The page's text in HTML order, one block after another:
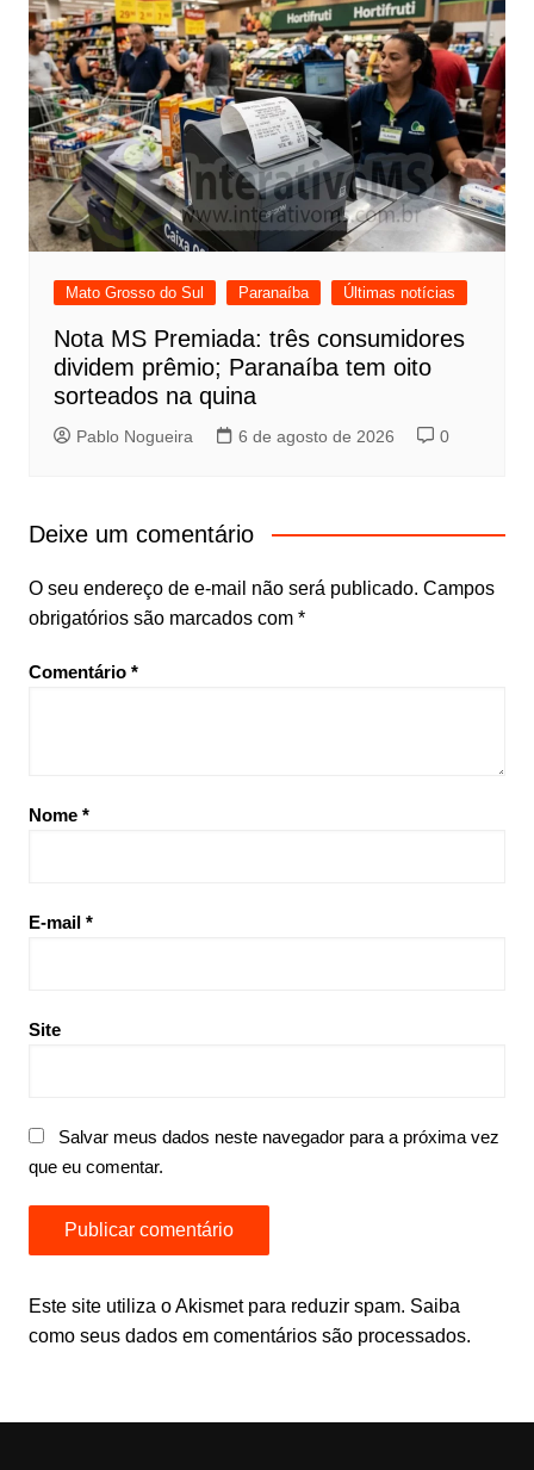
Mato Grosso do Sul Paranaíba Últimas notícias
Nota MS Premiada: três consumidores
dividem prêmio; Paranaíba tem oito
sorteados na quina
Pablo Nogueira 6 de agosto de 2026 0
Deixe um comentário
O seu endereço de e-mail não será publicado. Campos
obrigatórios são marcados com *
Comentário *
Nome *
E-mail *
Site
Salvar meus dados neste navegador para a próxima vez
que eu comentar.
Este site utiliza o Akismet para reduzir spam. Saiba
como seus dados em comentários são processados.